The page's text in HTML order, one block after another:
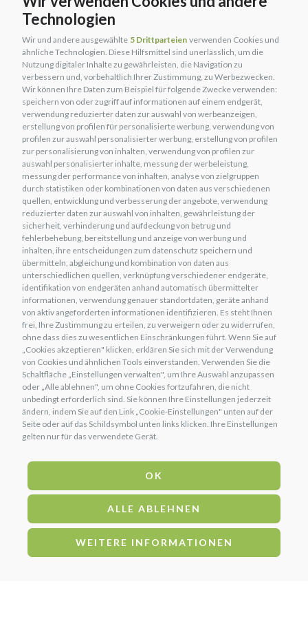
Technologien
Wir und andere ausgewählte 5 Drittparteien verwenden Cookies und
ähnliche Technologien. Diese Hilfsmittel sind unerlässlich, um die
Nutzung digitaler Inhalte zu gewährleisten, die Navigation zu
verbessern und, vorbehaltlich Ihrer Zustimmung, zu Werbezwecken.
Wir können Ihre Daten zum Beispiel für folgende Zwecke verwenden:
speichern von oder zugriff auf informationen auf einem endgerät,
verwendung reduzierter daten zur auswahl von werbeanzeigen,
erstellung von profilen für personalisierte werbung, verwendung von
profilen zur auswahl personalisierter werbung, erstellung von profilen
zur personalisierung von inhalten, verwendung von profilen zur
auswahl personalisierter inhalte, messung der werbeleistung,
messung der performance von inhalten, analyse von zielgruppen
durch statistiken oder kombinationen von daten aus verschiedenen
quellen, entwicklung und verbesserung der angebote, verwendung
reduzierter daten zur auswahl von inhalten, gewährleistung der
sicherheit, verhinderung und aufdeckung von betrug und
fehlerbehebung, bereitstellung und anzeige von werbung und
inhalten, ihre entscheidungen zum datenschutz speichern und
übermitteln, abgleichung und kombination von daten aus
unterschiedlichen quellen, verknüpfung verschiedener endgeräte,
identifikation von endgeräten anhand automatisch übermittelter
informationen, verwendung genauer standortdaten, geräte anhand
von aktiv angeforderten informationen identifizieren. Es steht Ihnen
frei, Ihre Zustimmung zu erteilen, zu verweigern oder zu widerrufen,
ohne dass dies zu wesentlichen Einschränkungen führt. Wenn Sie auf
„Cookies akzeptieren" klicken, erklären Sie sich mit der Verwendung
von Cookies und ähnlichen Tools einverstanden. Verwenden Sie die
Schaltfläche „Einstellungen verwalten", um Ihre Auswahl anzupassen
oder „Alle ablehnen", um ohne Cookies fortzufahren, die nicht
unbedingt erforderlich sind. Sie können Ihre Einstellungen jederzeit
ändern, indem Sie auf den Link „Cookie-Einstellungen" unten auf der
Seite oder auf das Schildsymbol unten links klicken. Ihre Einstellungen
gelten nur für das verwendete Gerät.
OK
ALLE ABLEHNEN
WEITERE INFORMATIONEN
Leistungen in unser Team Ambassador aufgenommen worden.
Jur ist vor allem ein Mensch, der den Wert von Unika verstanden
und sich entschieden hat, ihm die Nahrungsergänzung seiner
besten Pferde anzuvertrauen. Jur ist nicht nur ein wunderbarer
Fachmann, sondern auch eine fantastische Person. Unika hat
gerne mit Menschen zu tun, die durch ihre persönlichen
Qualitäten beeindrucken, und Jur ist einer von ihnen.
Kategorien: Ambassadors,Ambassadors
Tag: endorser,Hindernisse
VORHERIGE
DERIN DEMIRSOY
WEITER
VORHERIGE
DERIN DEMIRSOY
WEITER
Lebensmittel und Vitamine
Lederwaren
Hygiene und Pferdepflege
NÜTZLICHE
INFORMATIONEN
Kosten für den Versand
ZAHLUNGSARTEN
Carta di credito
FOLGEN SIE UNS AUF